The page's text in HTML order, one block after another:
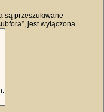
są przeszukiwane
jest wyłączona.